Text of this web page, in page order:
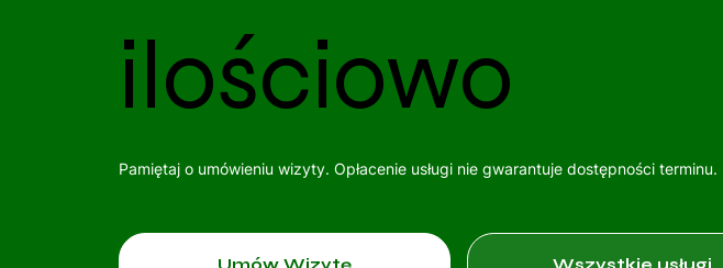
ilościowo
Pamiętaj o umówieniu wizyty. Opłacenie usługi nie gwarantuje dostępności terminu.